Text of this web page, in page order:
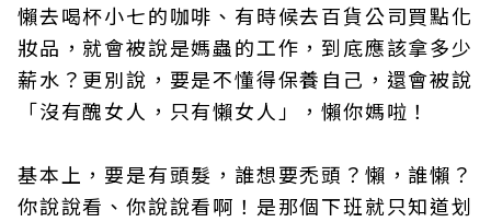
懶去喝杯小七的咖啡、有時候去百貨公司買點化
妝品，就會被說是媽蟲的工作，到底應該拿多少
薪水？更別說，要是不懂得保養自己，還會被說
「沒有醜女人，只有懶女人」，懶你媽啦！
基本上，要是有頭髮，誰想要禿頭？懶，誰懶？
你說說看、你說說看啊！是那個下班就只知道划